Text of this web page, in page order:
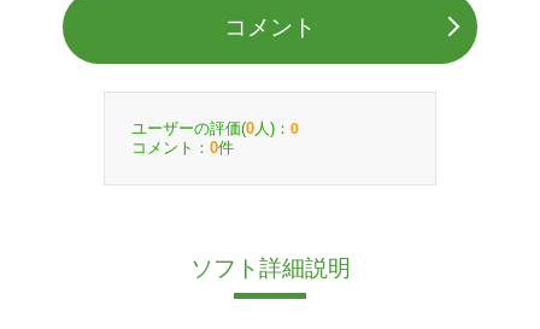
コメント
ユーザーの評価(0 人)： 0
コメント： 0件
ソフト詳細説明